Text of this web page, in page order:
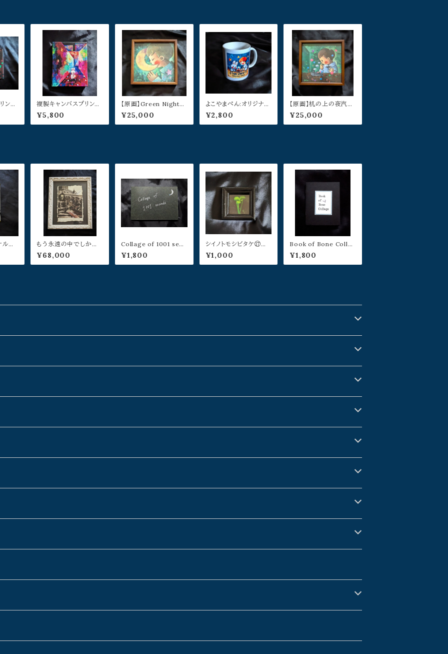
ント:
複製キャンバスプリント:
路地裏ウサギ／よこやま
ぺん
¥5,800
【原画】Green Night／
よこやまぺん
¥25,000
よこやまぺん:オリジナル
マグカップ
¥2,800
【原画】机の上の夜汽車
／よこやまぺん
¥25,000
ブ
もう永遠の中でしか／
松島智里
¥68,000
Collage of 1001 sec
ond(一千一秒のコラー
ジュ)／山本佳世
¥1,800
シイノトモシビタケ⑰／
福本タダシ
¥1,000
Book of Bone Colla
ge／山本佳世
¥1,800